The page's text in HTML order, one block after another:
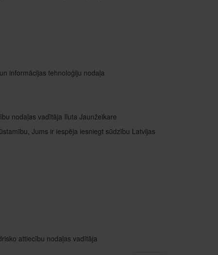
informācijas tehnoloģiju nodaļa
nodaļas vadītāja Iluta Jaunžeikare
Jums ir iespēja iesniegt sūdzību Latvijas
attiecību nodaļas vadītāja